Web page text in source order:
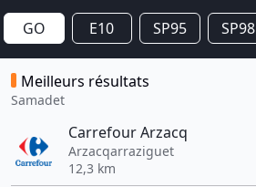
GO E10 SP95 SP98
Meilleurs résultats
Samadet
Carrefour Arzacq
Arzacqarraziguet
12,3 km